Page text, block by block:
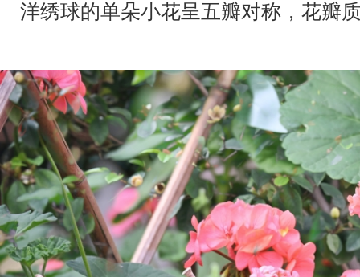
洋绣球的单朵小花呈五瓣对称，花瓣